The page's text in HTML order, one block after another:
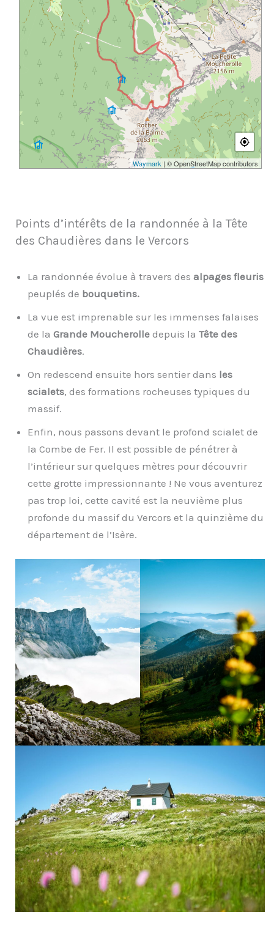
Waymark | © OpenStreetMap contributors
Points d’intérêts de la randonnée à la Tête
des Chaudières dans le Vercors
La randonnée évolue à travers des alpages fleuris
peuplés de bouquetins.
La vue est imprenable sur les immenses falaises
de la Grande Moucherolle depuis la Tête des
Chaudières.
On redescend ensuite hors sentier dans les
scialets, des formations rocheuses typiques du
massif.
Enfin, nous passons devant le profond scialet de
la Combe de Fer. Il est possible de pénétrer à
l’intérieur sur quelques mètres pour découvrir
cette grotte impressionnante ! Ne vous aventurez
pas trop loi, cette cavité est la neuvième plus
profonde du massif du Vercors et la quinzième du
département de l’Isère.